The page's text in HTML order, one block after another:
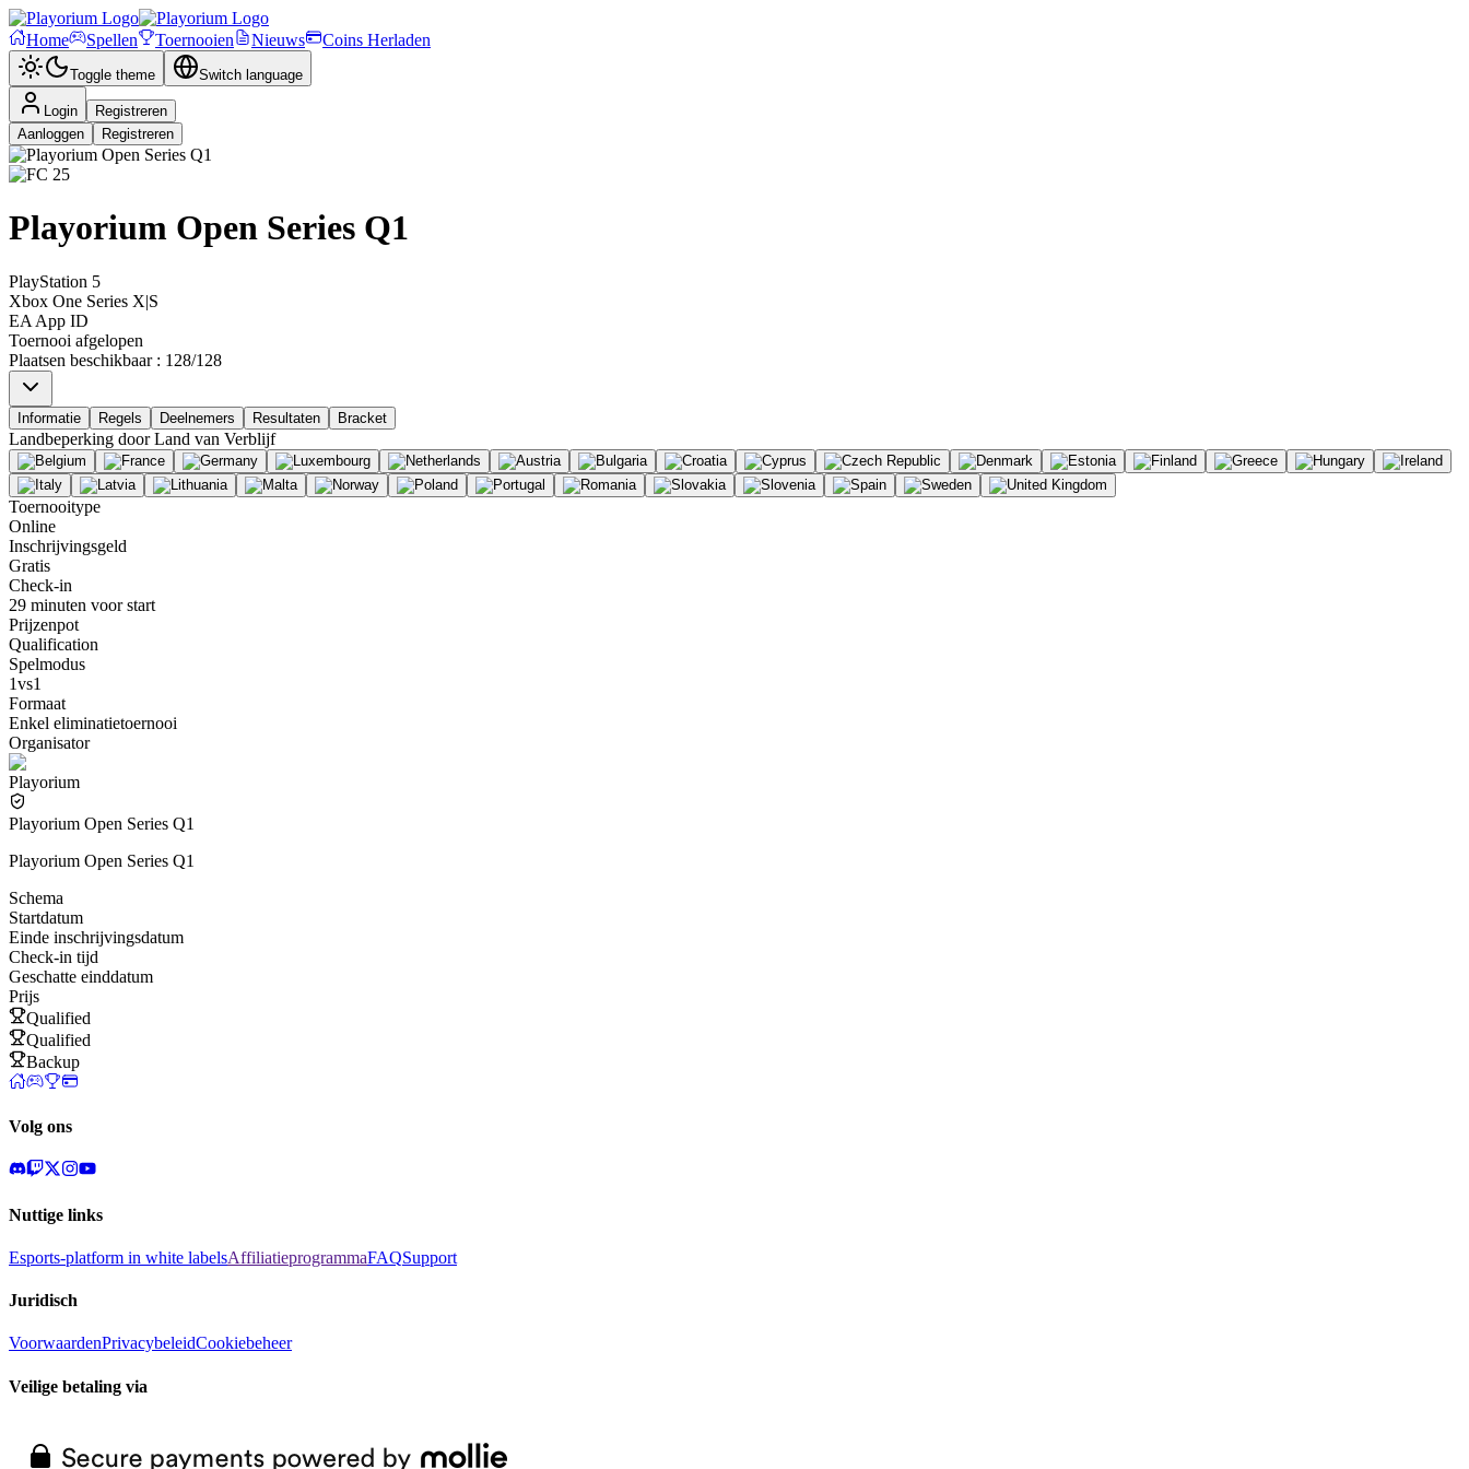
Home Spellen Toernooien Nieuws Coins Herladen
Toggle theme Switch language
Login
Registreren
Aanloggen
Registreren
Playorium Open Series Q1
PlayStation 5
Xbox One Series X|S
EA App ID
Toernooi afgelopen
Plaatsen beschikbaar: 128/128
Informatie Regels Deelnemers Resultaten Bracket
Landbeperking door Land van Verblijf
Toernooitype
Online
Inschrijvingsgeld
Gratis
Check-in
29 minuten voor start
Prijzenpot
Qualification
Spelmodus
1vs1
Formaat
Enkel eliminatietoernooi
Organisator
Playorium
Playorium Open Series Q1
Playorium Open Series Q1
Schema
Startdatum
Einde inschrijvingsdatum
Check-in tijd
Geschatte einddatum
Prijs
Qualified
Qualified
Backup
Volg ons
Nuttige links
Esports-platform in white labelsAffiliatieprogrammaFAQSupport
Juridisch
VoorwaardenPrivacybeleidCookiebeheer
Veilige betaling via